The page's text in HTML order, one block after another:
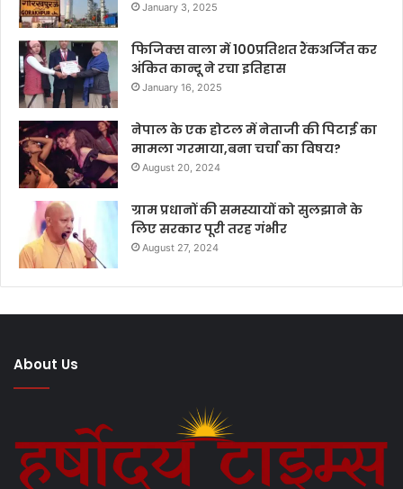
January 3, 2025
फिजिक्स वाला में 100प्रतिशत रैंकअर्जित कर
अंकित कान्दू ने रचा इतिहास
January 16, 2025
नेपाल के एक होटल में नेताजी की पिटाई का
मामला गरमाया,बना चर्चा का विषय?
August 20, 2024
ग्राम प्रधानों की समस्यायों को सुलझाने के
लिए सरकार पूरी तरह गंभीर
August 27, 2024
About Us